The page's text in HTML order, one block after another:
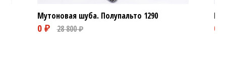
Мутоновая шуба. Полупальто 1290